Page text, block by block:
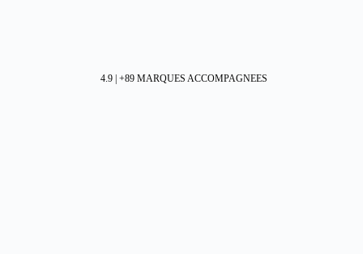
4.9 | +89 MARQUES ACCOMPAGNEES